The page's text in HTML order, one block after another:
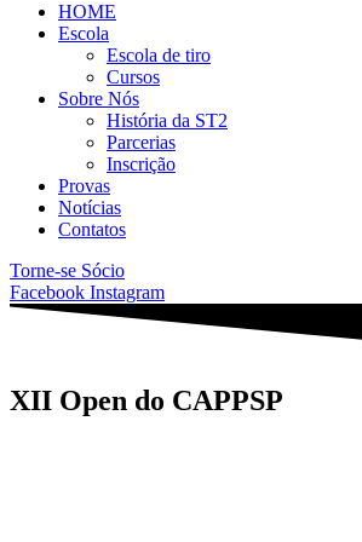
HOME
Escola
Escola de tiro
Cursos
Sobre Nós
História da ST2
Parcerias
Inscrição
Provas
Notícias
Contatos
Torne-se Sócio
Facebook Instagram
XII Open do CAPPSP